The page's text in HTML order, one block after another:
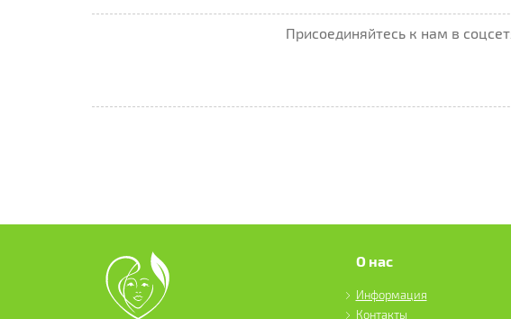
Присоединяйтесь к нам в
О нас
Информация
Контакты